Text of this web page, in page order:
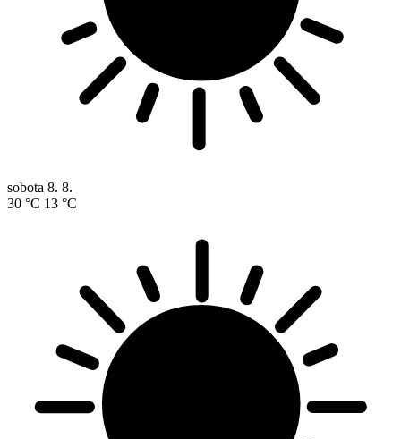
sobota 8. 8.
30 °C 13 °C